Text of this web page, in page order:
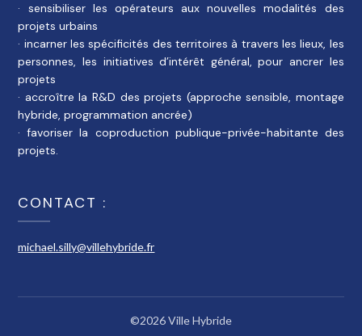
· sensibiliser les opérateurs aux nouvelles modalités des
projets urbains
· incarner les spécificités des territoires à travers les lieux, les
personnes, les initiatives d’intérêt général, pour ancrer les
projets
· accroître la R&D des projets (approche sensible, montage
hybride, programmation ancrée)
· favoriser la coproduction publique-privée-habitante des
projets.
CONTACT :
michael.silly@villehybride.fr
©2026 Ville Hybride